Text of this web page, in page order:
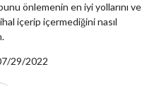
önlemenin en iyi yollarını ve
içerip içermediğini nasıl
29/2022